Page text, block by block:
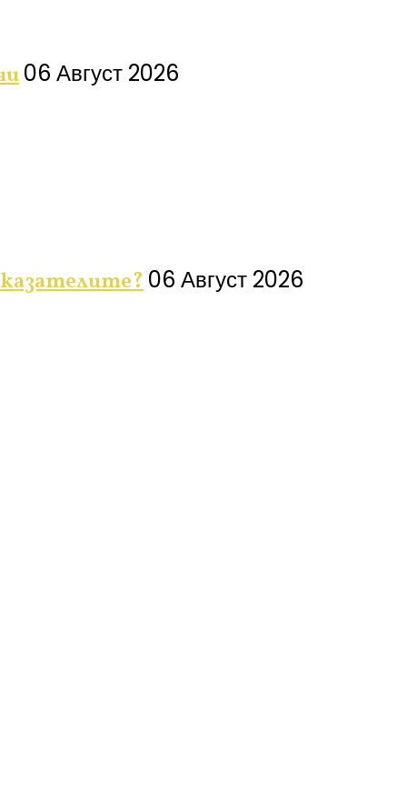
06 Август 2026
06 Август 2026